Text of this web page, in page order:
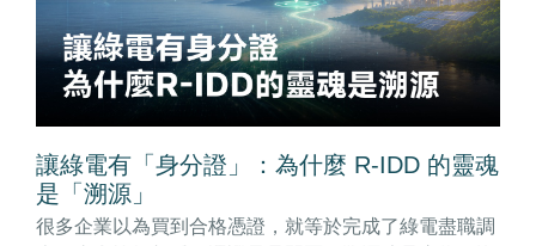
讓綠電有「身分證」：為什麼 R-IDD 的靈魂
是「溯源」
很多企業以為買到合格憑證，就等於完成了綠電盡職調